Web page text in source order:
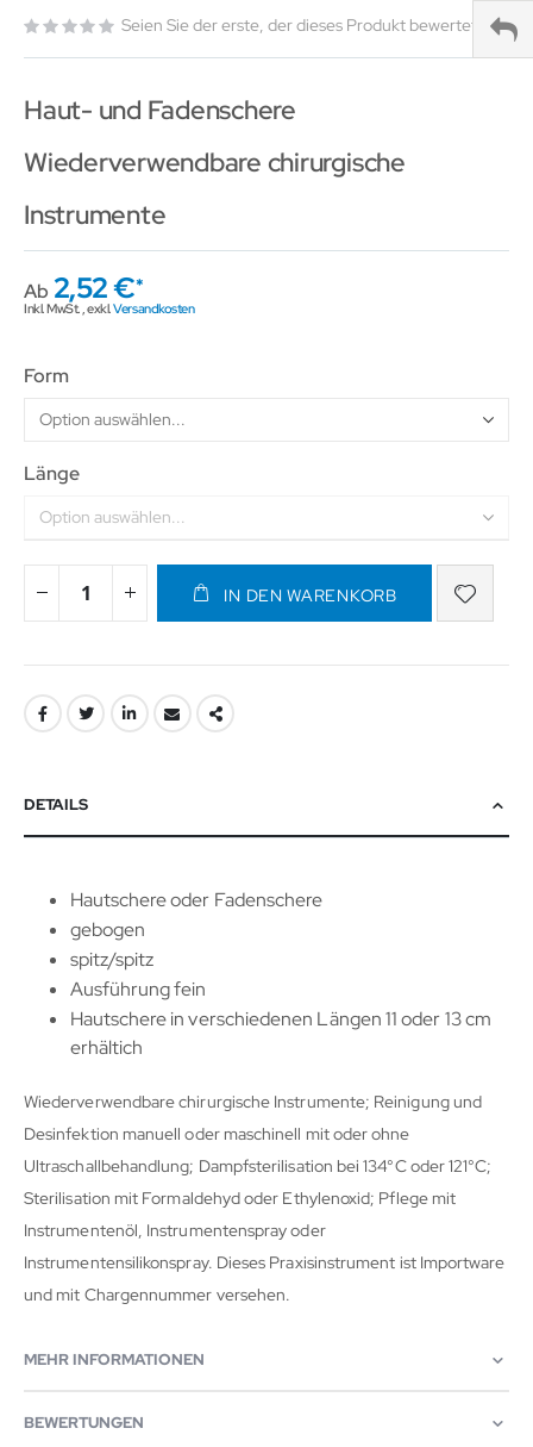
Seien Sie der erste, der dieses Produkt bewertet
Haut- und Fadenschere
Wiederverwendbare chirurgische
Instrumente
Ab 2,52 €
Inkl. MwSt.,exkl.Versandkosten
Form
Länge
IN DEN WARENKORB
DETAILS
Hautschere oder Fadenschere
gebogen
spitz/spitz
Ausführung fein
Hautschere in verschiedenen Längen 11 oder 13 cm
erhältich
Wiederverwendbare chirurgische Instrumente; Reinigung und
Desinfektion manuell oder maschinell mit oder ohne
Ultraschallbehandlung; Dampfsterilisation bei 134°C oder 121°C;
Sterilisation mit Formaldehyd oder Ethylenoxid; Pflege mit
Instrumentenöl, Instrumentenspray oder
Instrumentensilikonspray. Dieses Praxisinstrument ist Importware
und mit Chargennummer versehen.
MEHR INFORMATIONEN
BEWERTUNGEN